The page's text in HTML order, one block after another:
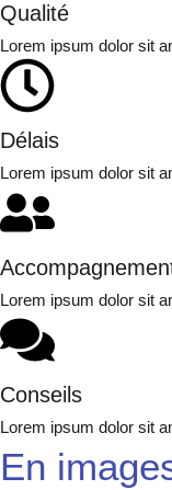
Qualité
Lorem ipsum dolor sit
Délais
Lorem ipsum dolor sit
Lorem ipsum dolor sit
Conseils
Lorem ipsum dolor sit
En